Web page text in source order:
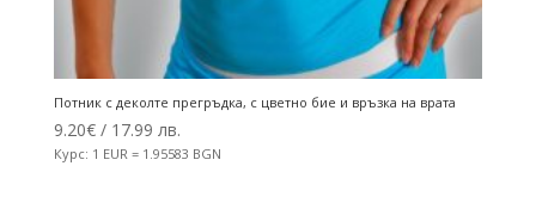
Потник с деколте прегръдка, с цветно бие и връзка на врата
9.20€/ 17.99 лв.
Курс: 1 EUR = 1.95583 BGN